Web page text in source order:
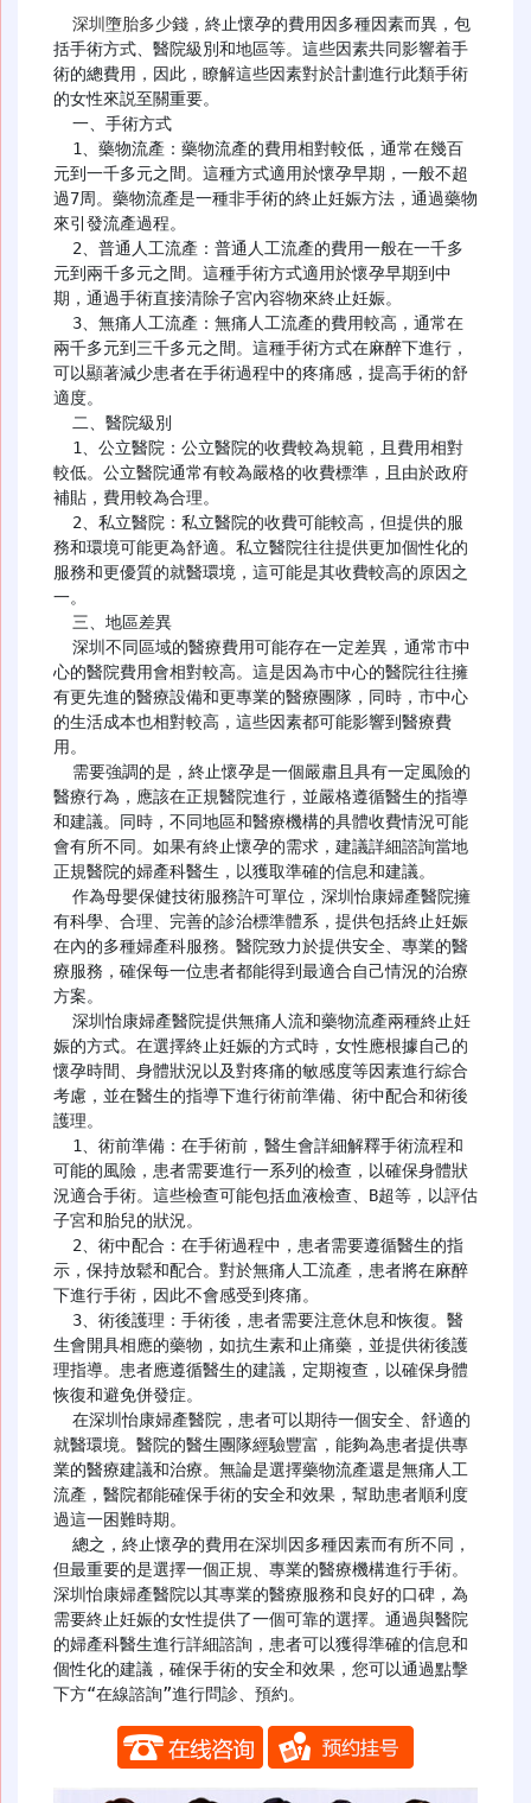
深圳墮胎多少錢 ，終止懷孕的費用因多種因素而異，包
括手術方式、醫院級別和地區等。這些因素共同影響着手
術的總費用，因此，瞭解這些因素對於計劃進行此類手術
的女性來説至關重要。
元到一千多元之間。這種方式適用於懷孕早期，一般不超
過7周。藥物流產是一種非手術的終止妊娠方法，通過藥物
來引發流產過程。
元到兩千多元之間。這種手術方式適用於懷孕早期到中
期，通過手術直接清除子宮內容物來終止妊娠。
兩千多元到三千多元之間。這種手術方式在麻醉下進行，
可以顯著減少患者在手術過程中的疼痛感，提高手術的舒
適度。
較低。公立醫院通常有較為嚴格的收費標準，且由於政府
補貼，費用較為合理。
務和環境可能更為舒適。私立醫院往往提供更加個性化的
服務和更優質的就醫環境，這可能是其收費較高的原因之
一。
心的醫院費用會相對較高。這是因為市中心的醫院往往擁
有更先進的醫療設備和更專業的醫療團隊，同時，市中心
的生活成本也相對較高，這些因素都可能影響到醫療費
用。
醫療行為，應該在正規醫院進行，並嚴格遵循醫生的指導
和建議。同時，不同地區和醫療機構的具體收費情況可能
會有所不同。如果有終止懷孕的需求，建議詳細諮詢當地
正規醫院的婦產科醫生，以獲取準確的信息和建議。
有科學、合理、完善的診治標準體系，提供包括終止妊娠
在內的多種婦產科服務。醫院致力於提供安全、專業的醫
療服務，確保每一位患者都能得到最適合自己情況的治療
方案。
娠的方式。在選擇終止妊娠的方式時，女性應根據自己的
懷孕時間、身體狀況以及對疼痛的敏感度等因素進行綜合
考慮，並在醫生的指導下進行術前準備、術中配合和術後
護理。
可能的風險，患者需要進行一系列的檢查，以確保身體狀
況適合手術。這些檢查可能包括血液檢查、B超等，以評估
子宮和胎兒的狀況。
示，保持放鬆和配合。對於無痛人工流產，患者將在麻醉
下進行手術，因此不會感受到疼痛。
生會開具相應的藥物，如抗生素和止痛藥，並提供術後護
理指導。患者應遵循醫生的建議，定期複查，以確保身體
恢復和避免併發症。
就醫環境。醫院的醫生團隊經驗豐富，能夠為患者提供專
業的醫療建議和治療。無論是選擇藥物流產還是無痛人工
流產，醫院都能確保手術的安全和效果，幫助患者順利度
過這一困難時期。
但最重要的是選擇一個正規、專業的醫療機構進行手術。
深圳怡康婦產醫院以其專業的醫療服務和良好的口碑，為
需要終止妊娠的女性提供了一個可靠的選擇。通過與醫院
的婦產科醫生進行詳細諮詢，患者可以獲得準確的信息和
個性化的建議，確保手術的安全和效果，您可以通過點擊
下方“在線諮詢”進行問診、預約。